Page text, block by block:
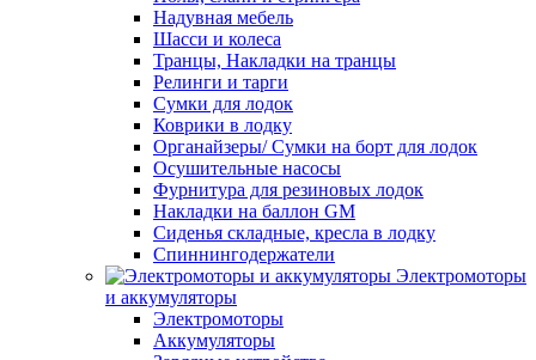
Надувная мебель
Шасси и колеса
Транцы, Накладки на транцы
Релинги и тарги
Сумки для лодок
Коврики в лодку
Органайзеры/ Сумки на борт для лодок
Осушительные насосы
Фурнитура для резиновых лодок
Накладки на баллон GM
Сиденья складные, кресла в лодку
Спиннингодержатели
Электромоторы
и аккумуляторы
Электромоторы
Аккумуляторы